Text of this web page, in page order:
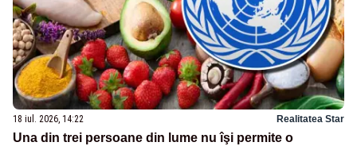
18 iul. 2026, 14:22 Realitatea Star
Una din trei persoane din lume nu îşi permite o